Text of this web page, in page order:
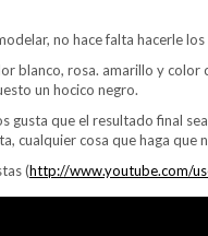
no hace falta hacerle
blanco, rosa. amarillo y color
un hocico negro.
gusta que el resultado final
cualquier cosa que haga que
(http://www.youtube.com/